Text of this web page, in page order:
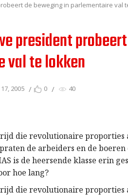
de beweging in parlementaire val
president
val te lokken
2005 0 40
die revolutionaire proporties
de arbeiders en de
is de heersende klasse erin
hoe lang?
die revolutionaire proporties